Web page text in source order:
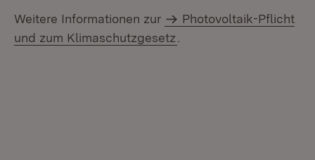
Weitere Informationen zur
Photovoltaik-Pflicht
und zum Klimaschutzgesetz